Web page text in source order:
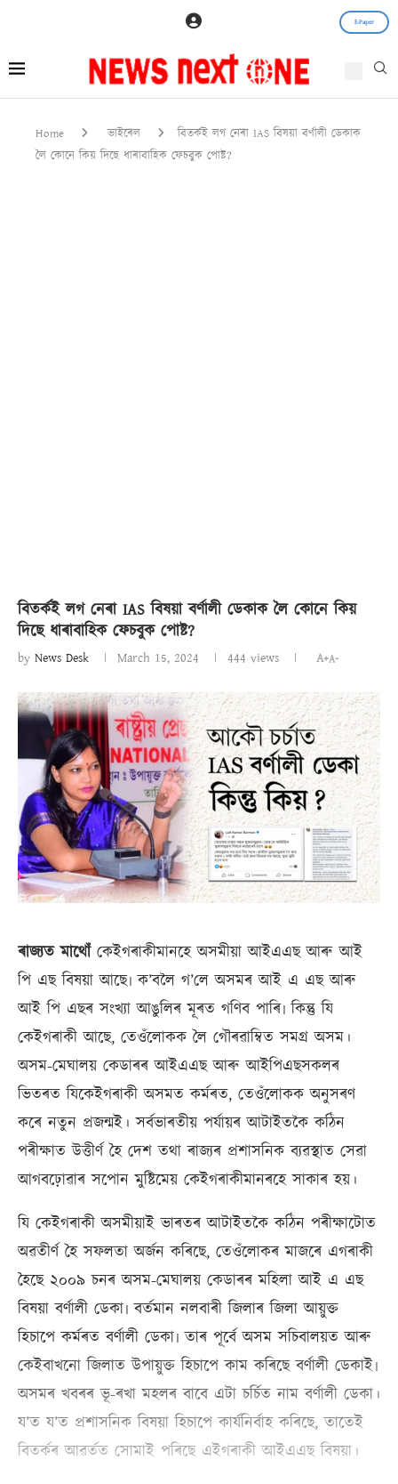
E-Paper
Home ভাইৰেল
বিতৰ্কই লগ নেৰা IAS বিষয়া বৰ্ণালী ডেকাক
লৈ কোনে কিয় দিছে ধাৰাবাহিক ফেচবুক পোষ্ট?
বিতৰ্কই লগ নেৰা IAS বিষয়া বৰ্ণালী ডেকাক লৈ কোনে কিয়
দিছে ধাৰাবাহিক ফেচবুক পোষ্ট?
by News Desk March 15, 2024 444 views A+A-
ৰাজ্যত মাথোঁকেইগৰাকীমানহে অসমীয়া আইএএছ আৰু আই
পি এছ বিষয়া আছে৷ ক’বলৈ গ’লে অসমৰ আই এ এছ আৰু
আই পি এছৰ সংখ্যা আঙুলিৰ মূৰত গণিব পাৰি৷ কিন্তু যি
কেইগৰাকী আছে, তেওঁলোকক লৈ গৌৰৱাম্বিত সমগ্ৰ অসম।
অসম-মেঘালয় কেডাৰৰ আইএএছ আৰু আইপিএছসকলৰ
ভিতৰত যিকেইগৰাকী অসমত কৰ্মৰত, তেওঁলোকক অনুসৰণ
কৰে নতুন প্ৰজন্মই। সৰ্বভাৰতীয় পৰ্যায়ৰ আটাইতকৈ কঠিন
পৰীক্ষাত উত্তীৰ্ণ হৈ দেশ তথা ৰাজ্যৰ প্ৰশাসনিক ব্যৱস্থাত সেৱা
আগবঢ়োৱাৰ সপোন মুষ্টিমেয় কেইগৰাকীমানৰহে সাকাৰ হয়।
যি কেইগৰাকী অসমীয়াই ভাৰতৰ আটাইতকৈ কঠিন পৰীক্ষাটোত
অৱতীৰ্ণ হৈ সফলতা অৰ্জন কৰিছে, তেওঁলোকৰ মাজৰে এগৰাকী
হৈছে ২০০৯ চনৰ অসম-মেঘালয় কেডাৰৰ মহিলা আই এ এছ
বিষয়া বৰ্ণালী ডেকা৷ বৰ্তমান নলবাৰী জিলাৰ জিলা আয়ুক্ত
হিচাপে কৰ্মৰত বৰ্ণালী ডেকা৷ তাৰ পূৰ্বে অসম সচিবালয়ত আৰু
কেইবাখনো জিলাত উপায়ুক্ত হিচাপে কাম কৰিছে বৰ্ণালী ডেকাই৷
অসমৰ খবৰৰ ভূ-ৰখা মহলৰ বাবে এটা চৰ্চিত নাম বৰ্ণালী ডেকা।
য’ত য’ত প্ৰশাসনিক বিষয়া হিচাপে কাৰ্যনিৰ্বাহ কৰিছে, তাতেই
বিতৰ্কৰ আৱৰ্তত সোমাই পৰিছে এইগৰাকী আইএএছ বিষয়া।